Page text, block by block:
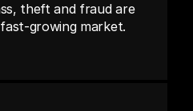
theft and fraud are
growing market.